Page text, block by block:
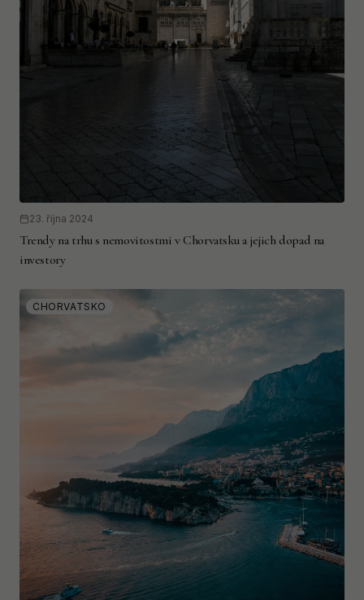
23. října 2024
Trendy na trhu s nemovitostmi v Chorvatsku a jejich dopad na
investory
CHORVATSKO